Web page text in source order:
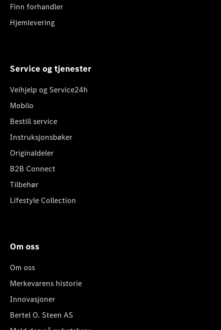
Finn forhandler
Hjemlevering
Service og tjenester
Veihjelp og Service24h
Mobilo
Bestill service
Instruksjonsbøker
Originaldeler
B2B Connect
Tilbehør
Lifestyle Collection
Om oss
Om oss
Merkevarens historie
Innovasjoner
Bertel O. Steen AS